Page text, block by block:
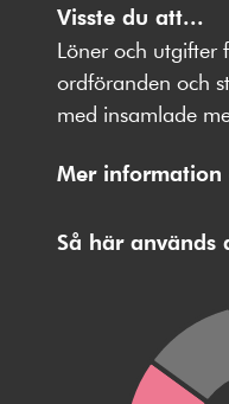
oss
på
Facebbok
oss
på
oss
på
Visste du att...
Löner och utgifter
ordföranden och
med insamlade
Mer information
Så här används